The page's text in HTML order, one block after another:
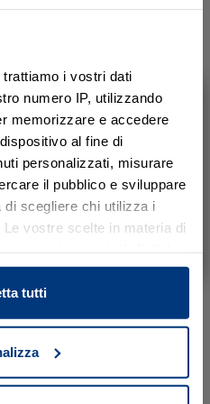
trattiamo i vostri dati
numero IP, utilizzando
memorizzare e accedere
al fine di
personalizzati, misurare
il pubblico e sviluppare
scegliere chi utilizza i
vostre scelte in materia di
scelte. È possibile
consenso in qualsiasi
sui cookie o facendo clic
anche:
tutti
e
sicurezza.